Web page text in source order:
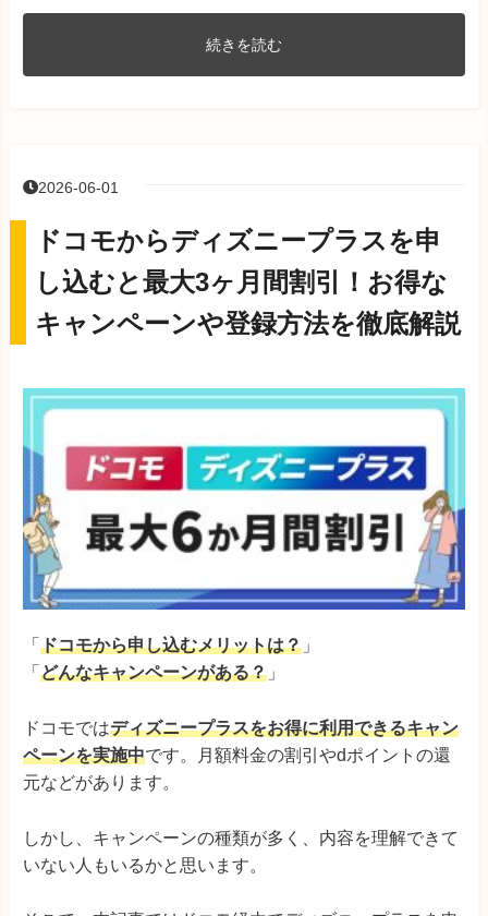
続きを読む
2026-06-01
ドコモからディズニープラスを申
し込むと最大3ヶ月間割引！お得な
キャンペーンや登録方法を徹底解説
「 ドコモから申し込むメリットは？ 」
「 どんなキャンペーンがある？ 」
ドコモではディズニープラスをお得に利用できるキャン
ペーンを実施中です。月額料金の割引やdポイントの還
元などがあります。
しかし、キャンペーンの種類が多く、内容を理解できて
いない人もいるかと思います。